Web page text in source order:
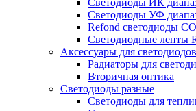
Светодиоды УФ
Refond светодиоды
Светодиодные ленты
Аксессуары для светодиодов
Радиаторы для
Вторичная оптика
Светодиоды разные
Светодиоды для